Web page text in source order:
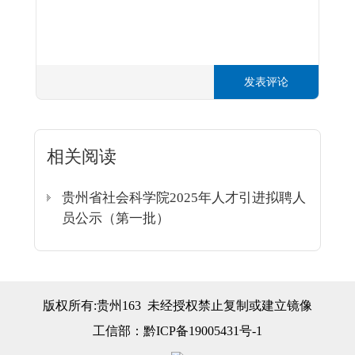
发表评论
相关阅读
贵州省社会科学院2025年人才引进拟聘人
员公示（第一批）
版权所有:贵州163 未经授权禁止复制或建立镜像
工信部： 黔ICP备19005431号-1